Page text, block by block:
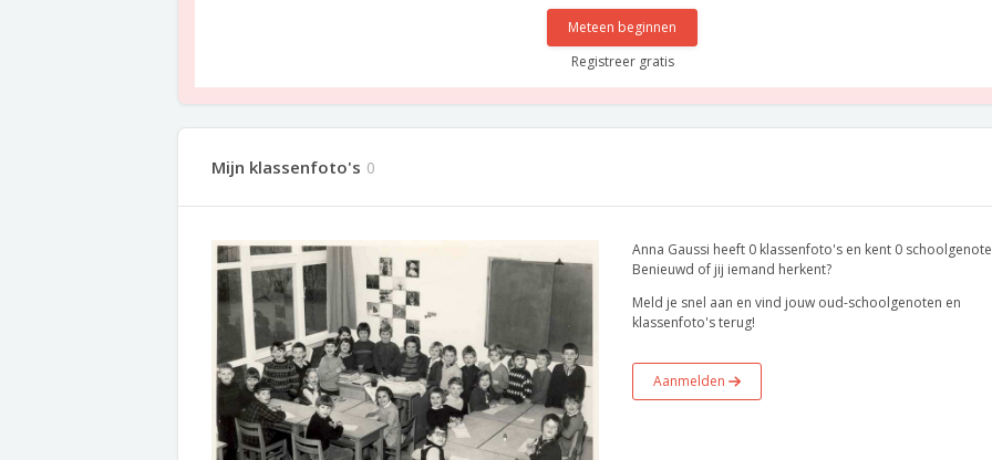
Meteen beginnen
Registreer gratis
Mijn klassenfoto's 0
Anna Gaussi heeft 0 klassenfoto's en kent 0
Benieuwd of jij iemand herkent?
Meld je snel aan en vind jouw oud-schoolgenoten en
klassenfoto's terug!
Aanmelden